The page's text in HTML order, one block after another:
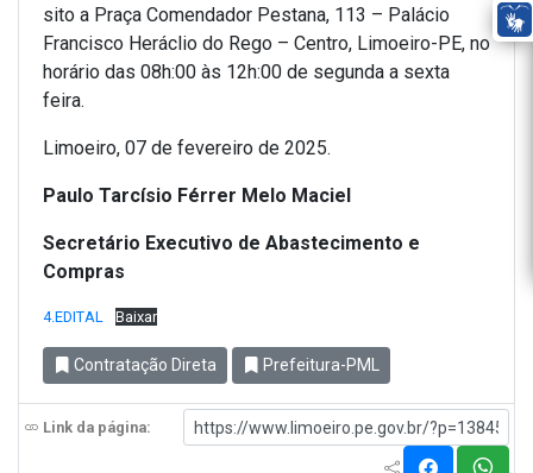
sito a Praça Comendador Pestana, 113 – Palácio
Francisco Heráclio do Rego – Centro, Limoeiro-PE, no
horário das 08h:00 às 12h:00 de segunda a sexta
feira.
Limoeiro, 07 de fevereiro de 2025.
Paulo Tarcísio Férrer Melo Maciel
Secretário Executivo de Abastecimento e
Compras
4.EDITAL Baixar
Contratação Direta Prefeitura-PML
Link da página: